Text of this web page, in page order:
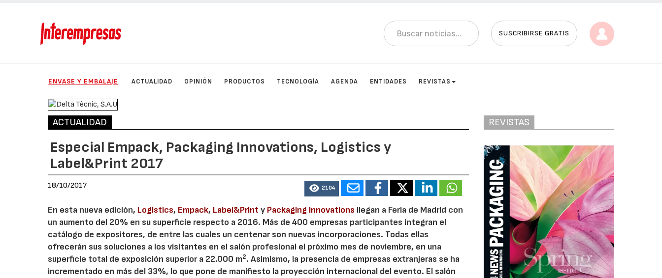
SUSCRIBIRSE GRATIS
ENVASE Y EMBALAJE ACTUALIDAD OPINIÓN PRODUCTOS TECNOLOGÍA AGENDA ENTIDADES REVISTAS
ACTUALIDAD
Especial Empack, Packaging Innovations, Logistics y
Label&Print 2017
18/10/2017 2104
En esta nueva edición, Logistics, Empack, Label&Printy Packaging Innovations llegan a Feria de Madrid con
un aumento del 20% en su superficie respecto a 2016. Más de 400 empresas participantes integran el
catálogo de expositores, de entre las cuales un centenar son nuevas incorporaciones. Todas ellas
ofrecerán sus soluciones a los visitantes en el salón profesional el próximo mes de noviembre, en una
superficie total de exposición superior a 22.000 m2. Asimismo, la presencia de empresas extranjeras se ha
incrementado en más del 33%, lo que pone de manifiesto la proyección internacional del evento. El salón
REVISTAS